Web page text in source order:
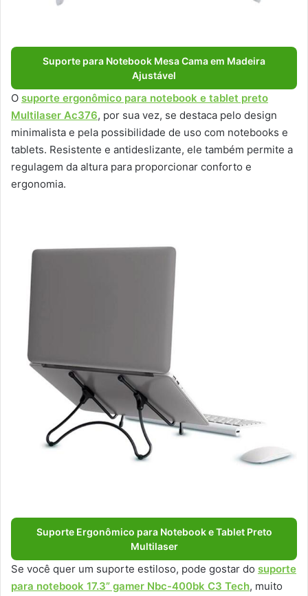
Suporte para Notebook Mesa Cama em Madeira
Ajustável
O suporte ergonômico para notebook e tablet preto
Multilaser Ac376, por sua vez, se destaca pelo design
minimalista e pela possibilidade de uso com notebooks e
tablets. Resistente e antideslizante, ele também permite a
regulagem da altura para proporcionar conforto e
ergonomia.
Suporte Ergonômico para Notebook e Tablet Preto
Multilaser
Se você quer um suporte estiloso, pode gostar do suporte
para notebook 17.3” gamer Nbc-400bk C3 Tech, muito